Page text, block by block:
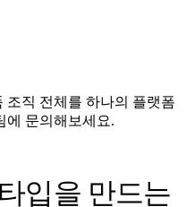
조직 전체를 하나의 플랫폼
에 문의해보세요.
입을 만드는